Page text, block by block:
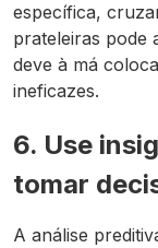
específica,
prateleiras pode
deve à má
ineficazes.
6. Use
tomar
A análise